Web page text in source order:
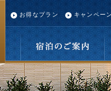
お得なプラン キャンペー
宿泊のご案内